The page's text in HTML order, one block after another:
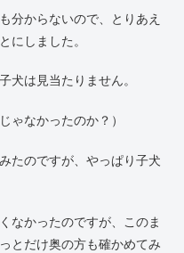
分からないので、とりあえ
にしました。
犬は見当たりません。
ゃなかったのか？）
たのですが、やっぱり子犬
なかったのですが、このま
とだけ奥の方も確かめてみ